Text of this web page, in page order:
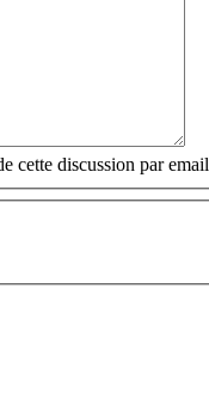
cette discussion par email